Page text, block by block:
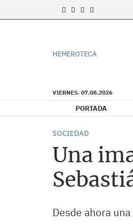
HEMEROTECA
VIERNES. 07.08.2026
PORTADA
SOCIEDAD
Una
Desde ahora